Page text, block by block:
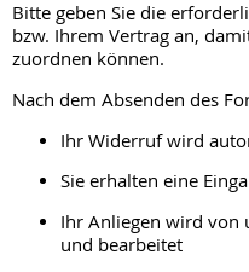
Bitte geben Sie die
bzw. Ihrem Vertrag an,
zuordnen können.
Nach dem Absenden des
Ihr Widerruf wird
Sie erhalten eine
Ihr Anliegen wird von
und bearbeitet